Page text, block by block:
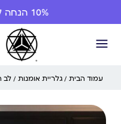
10% הנחה לרגל השקת האתר
עמוד הבית / גלריית אומנות / לב